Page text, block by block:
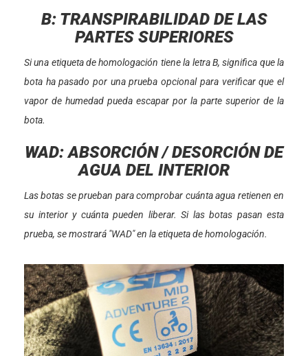
B: TRANSPIRABILIDAD DE LAS
PARTES SUPERIORES
Si una etiqueta de homologación tiene la letra B, significa que la
bota ha pasado por una prueba opcional para verificar que el
vapor de humedad pueda escapar por la parte superior de la
bota.
WAD: ABSORCIÓN / DESORCIÓN DE
AGUA DEL INTERIOR
Las botas se prueban para comprobar cuánta agua retienen en
su interior y cuánta pueden liberar. Si las botas pasan esta
prueba, se mostrará "WAD" en la etiqueta de homologación.